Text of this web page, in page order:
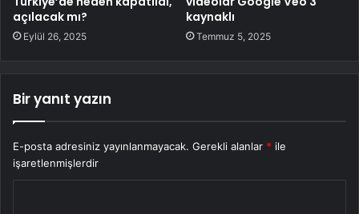
açılacak mı?
Eylül 26, 2025
kaynaklı
Temmuz 5, 2025
Bir yanıt yazın
E-posta adresiniz yayınlanmayacak. Gerekli alanlar * ile
işaretlenmişlerdir